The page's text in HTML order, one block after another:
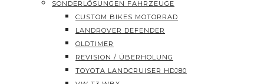
SONDERLÖSUNGEN FAHRZEUGE
CUSTOM BIKES MOTORRAD
LANDROVER DEFENDER
OLDTIMER
REVISION / ÜBERHOLUNG
TOYOTA LANDCRUISER HDJ80